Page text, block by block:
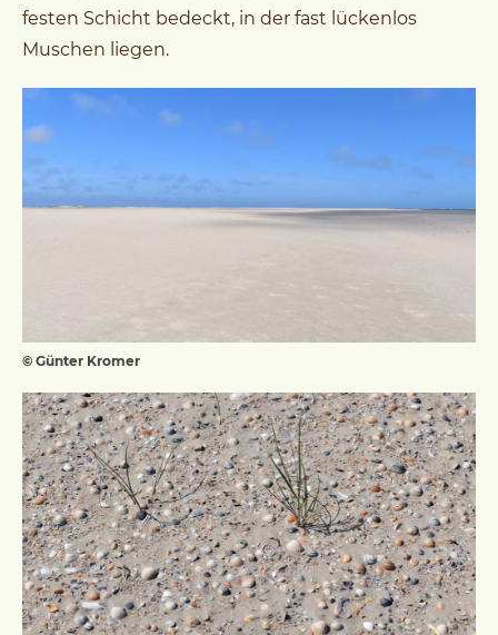
festen Schicht bedeckt, in der fast lückenlos
Muschen liegen.
© Günter Kromer